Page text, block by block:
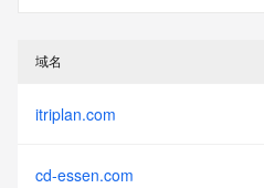
域名
itriplan.com
cd-essen.com